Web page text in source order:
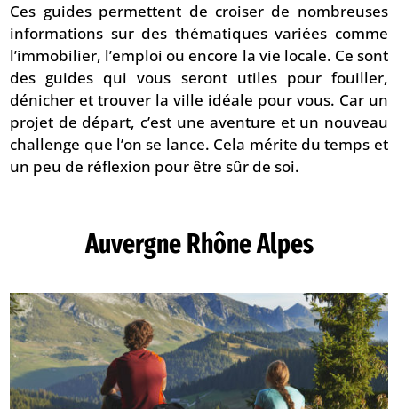
Ces guides permettent de croiser de nombreuses
informations sur des thématiques variées comme
l’immobilier, l’emploi ou encore la vie locale. Ce sont
des guides qui vous seront utiles pour fouiller,
dénicher et trouver la ville idéale pour vous. Car un
projet de départ, c’est une aventure et un nouveau
challenge que l’on se lance. Cela mérite du temps et
un peu de réflexion pour être sûr de soi.
Auvergne Rhône Alpes